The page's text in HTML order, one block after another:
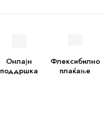
Онлајн
поддршка
Флексибилно
плаќање